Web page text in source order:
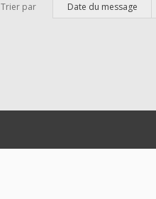
Trier par Date du message